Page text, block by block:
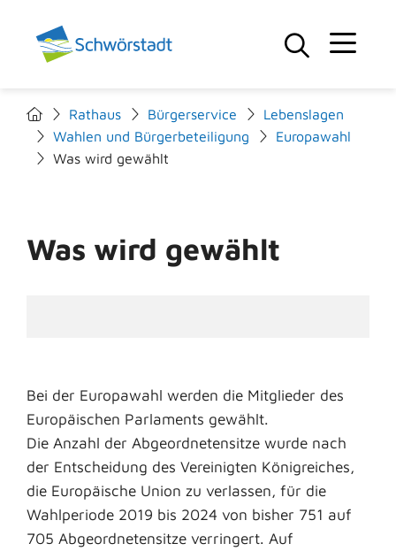
Rathaus Bürgerservice
Lebenslagen
Wahlen und Bürgerbeteiligung
Europawahl
Was wird gewählt
Was wird gewählt
Bei der Europawahl werden die Mitglieder des
Europäischen Parlaments gewählt.
Die Anzahl der Abgeordnetensitze wurde nach
der Entscheidung des Vereinigten Königreiches,
die Europäische Union zu verlassen, für die
Wahlperiode 2019 bis 2024 von bisher 751 auf
705 Abgeordnetensitze verringert. Auf